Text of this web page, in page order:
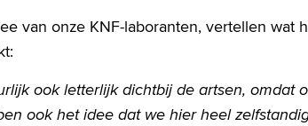
van onze KNF-laboranten, vertellen wat
ook letterlijk dichtbij de artsen, omdat
ook het idee dat we hier heel